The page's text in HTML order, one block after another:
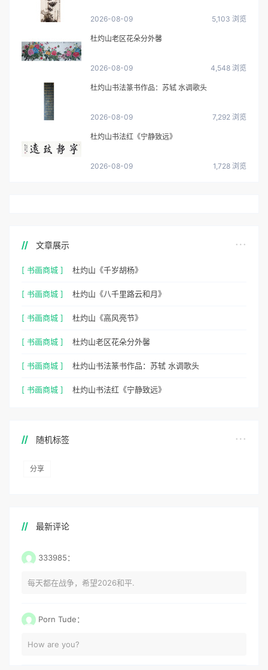
2026-08-09 5,103 浏览
杜灼山老区花朵分外馨
2026-08-09 4,548 浏览
杜灼山书法篆书作品：苏轼 水调歌头
2026-08-09 7,292 浏览
杜灼山书法红《宁静致远》
2026-08-09 1,728 浏览
文章展示
[ 书画商城 ] 杜灼山《千岁胡杨》
[ 书画商城 ] 杜灼山《八千里路云和月》
[ 书画商城 ] 杜灼山《高风亮节》
[ 书画商城 ] 杜灼山老区花朵分外馨
[ 书画商城 ] 杜灼山书法篆书作品：苏轼 水调歌头
[ 书画商城 ] 杜灼山书法红《宁静致远》
随机标签
分享
最新评论
333985：
每天都在战争，希望2026和平.
Porn Tude：
How are you?